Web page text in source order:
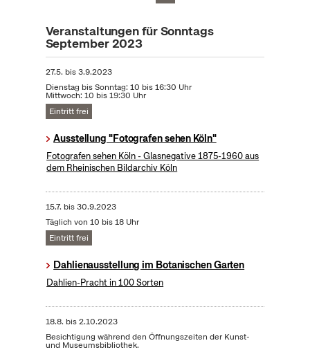
Veranstaltungen für Sonntags
September 2023
27.5. bis3.9.2023
Dienstag bis Sonntag: 10 bis 16:30 Uhr
Mittwoch: 10 bis 19:30 Uhr
Eintritt frei
Ausstellung "Fotografen sehen Köln"
Fotografen sehen Köln - Glasnegative 1875-1960 aus
dem Rheinischen Bildarchiv Köln
15.7. bis30.9.2023
Täglich von 10 bis 18 Uhr
Eintritt frei
Dahlienausstellung im Botanischen Garten
Dahlien-Pracht in 100 Sorten
18.8. bis2.10.2023
Besichtigung während den Öffnungszeiten der Kunst-
und Museumsbibliothek.